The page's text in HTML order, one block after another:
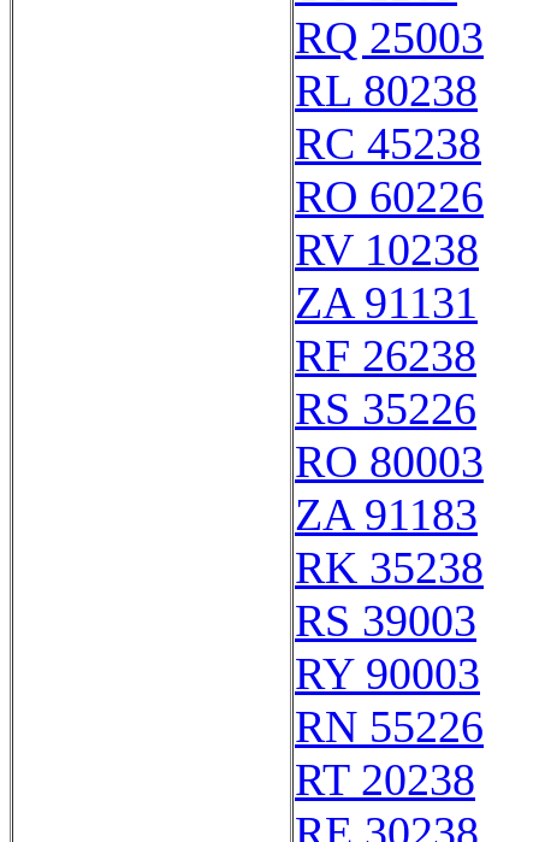
RQ 25003
RL 80238
RC 45238
RO 60226
RV 10238
ZA 91131
RF 26238
RS 35226
RO 80003
ZA 91183
RK 35238
RS 39003
RY 90003
RN 55226
RT 20238